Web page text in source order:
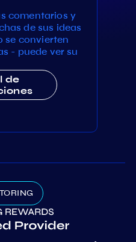
comentarios y
de sus ideas
se convierten
- puede ver su
de